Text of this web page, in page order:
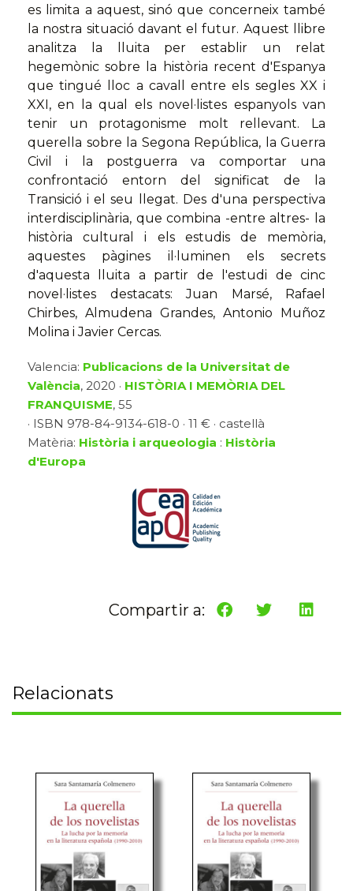
es limita a aquest, sinó que concerneix també
la nostra situació davant el futur. Aquest llibre
analitza la lluita per establir un relat
hegemònic sobre la història recent d'Espanya
que tingué lloc a cavall entre els segles XX i
XXI, en la qual els novel·listes espanyols van
tenir un protagonisme molt rellevant. La
querella sobre la Segona República, la Guerra
Civil i la postguerra va comportar una
confrontació entorn del significat de la
Transició i el seu llegat. Des d'una perspectiva
interdisciplinària, que combina -entre altres- la
història cultural i els estudis de memòria,
aquestes pàgines il·luminen els secrets
d'aquesta lluita a partir de l'estudi de cinc
novel·listes destacats: Juan Marsé, Rafael
Chirbes, Almudena Grandes, Antonio Muñoz
Molina i Javier Cercas.
Valencia: Publicacions de la Universitat de
València, 2020 · HISTÒRIA I MEMÒRIA DEL
FRANQUISME, 55
· ISBN 978-84-9134-618-0 · 11 € · castellà
Matèria: Història i arqueologia : Història
d'Europa
Compartir a:
Relacionats